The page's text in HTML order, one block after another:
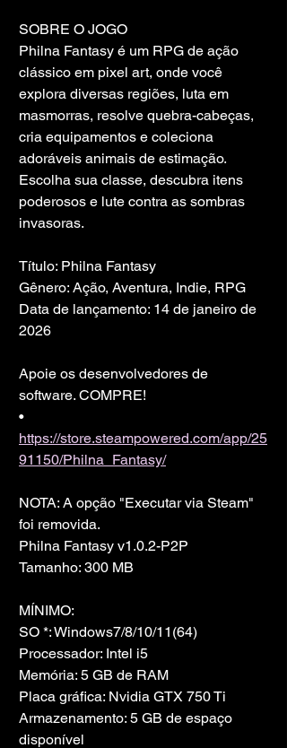
SOBRE O JOGO
Philna Fantasy é um RPG de ação
clássico em pixel art, onde você
explora diversas regiões, luta em
masmorras, resolve quebra-cabeças,
cria equipamentos e coleciona
adoráveis ​​animais de estimação.
Escolha sua classe, descubra itens
poderosos e lute contra as sombras
invasoras.
Título: Philna Fantasy
Gênero: Ação, Aventura, Indie, RPG
Data de lançamento: 14 de janeiro de
2026
Apoie os desenvolvedores de
software. COMPRE!
•
https://store.steampowered.com/app/25
91150/Philna_Fantasy/
NOTA: A opção "Executar via Steam"
foi removida.
Philna Fantasy v1.0.2-P2P
Tamanho: 300 MB
MÍNIMO:
SO *: Windows7/8/10/11(64)
Processador: Intel i5
Memória: 5 GB de RAM
Placa gráfica: Nvidia GTX 750 Ti
Armazenamento: 5 GB de espaço
disponível